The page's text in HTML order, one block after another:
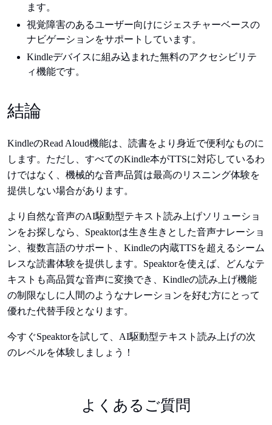
ます。
視覚障害のあるユーザー向けにジェスチャーベースの
ナビゲーションをサポートしています。
Kindleデバイスに組み込まれた無料のアクセシビリテ
ィ機能です。
結論
KindleのRead Aloud機能は、読書をより身近で便利なものに
します。ただし、すべてのKindle本がTTSに対応しているわ
けではなく、機械的な音声品質は最高のリスニング体験を
提供しない場合があります。
より自然な音声のAI駆動型テキスト読み上げソリューショ
ンをお探しなら、Speaktorは生き生きとした音声ナレーショ
ン、複数言語のサポート、Kindleの内蔵TTSを超えるシーム
レスな読書体験を提供します。Speaktorを使えば、どんなテ
キストも高品質な音声に変換でき、Kindleの読み上げ機能
の制限なしに人間のようなナレーションを好む方にとって
優れた代替手段となります。
今すぐSpeaktorを試して、AI駆動型テキスト読み上げの次
のレベルを体験しましょう！
よくあるご質問